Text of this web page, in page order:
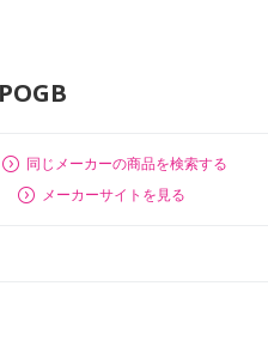
同じメーカーの商品を検索する
メーカーサイトを見る